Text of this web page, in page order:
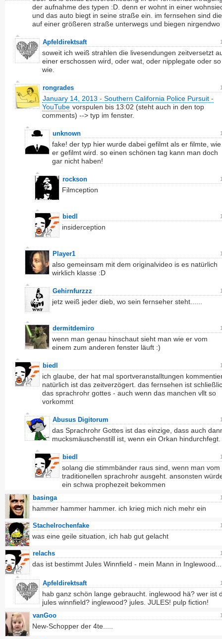
der aufnahme des typen :D. denn er wohnt in einer
und das auto biegt in seine straße ein. im fernsehen sind
auf einer größeren straße unterwegs und biegen nirgendwo
Apfeldirektsaft
soweit ich weiß strahlen die livesendungen zeitversetzt
einer erschossen wird, oder wat, oder nipplegate oder
wie.
rongrades
January 14, 2013 - Southern California Police Pursuit -
YouTube vorspulen bis 13:02 (steht auch in den top
comments) --> typ im fenster.
unknown
fake! der typ hier wurde dabei gefilmt als er filmte, wie
er gefilmt wird. so einen schönen tag kann man doch
gar nicht haben!
rockson
Filmception
biedl
insiderception
Player1
also gemeinsam mit dem originalvideo is es natürlich
wirklich klasse :D
Gehirnfurzzz
jetz weiß jeder dieb, wo sein fernseher steht......
dermitdemiro
wenn man genau hinschaut sieht man wie er vom
einem zum anderen fenster läuft :)
biedl
ich glaube, der hat mal sportveranstalltungen
natürlich ist das zeitverzögert. das fernsehen ist
das sprachrohr gottes - auch wenn das manchen vllt so
vorkommt
Abusus Digitorum
das Sprachrohr Gottes ist das einzige, dass auch
mucksmäuschenstill ist, wenn ein Orkan hindurchfegt.
biedl
solang die stimmbänder raus sind, wenn man vom
traditionellen sprachrohr ausgeht. ansonsten
ein schwa prophezeit bekommen
basinga
hammer hammer hammer. ich krieg mich nich mehr ein
Stachelrochenfake
was eine geile situation, ich hab gut gelacht
relachs
das ist bestimmt Jules Winnfield - mein Mann in Inglewood...
Apfeldirektsaft
hab ganz schön lange gebraucht. inglewood hä? wer ist
jules winnfield? inglewood? jules. JULES! pulp fiction!
vanGoo
New-Schopper der 4te.....